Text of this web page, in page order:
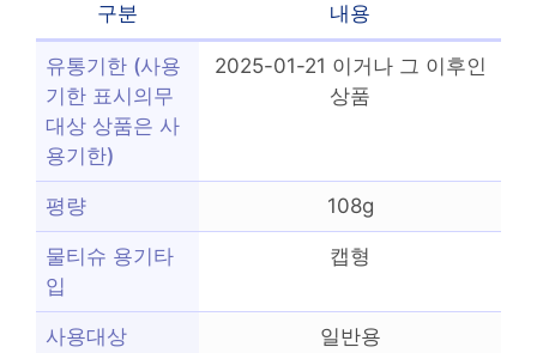
구분 내용
유통기한 (사용
기한 표시의무
대상 상품은 사
용기한)
2025-01-21 이거나 그 이후인
상품
평량 108g
물티슈 용기타
입
캡형
사용대상 일반용